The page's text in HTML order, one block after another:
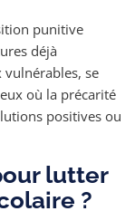
punitive
déjà
vulnérables, se
où la précarité
positives ou
lutter
?